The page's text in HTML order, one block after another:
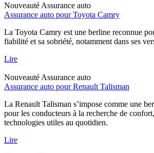
Nouveauté Assurance auto
Assurance auto pour Toyota Camry
La Toyota Camry est une berline reconnue
fiabilité et sa sobriété, notamment dans ses
Lire
Nouveauté Assurance auto
Assurance auto pour Renault Talisman
La Renault Talisman s’impose comme une
pour les conducteurs à la recherche de
technologies utiles au quotidien.
Lire